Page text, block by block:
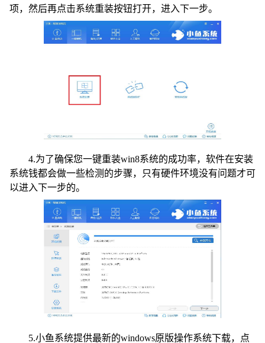
项，然后再点击系统重装按钮打开，进入下一步。
4.为了确保您一键重装win8系统的成功率，软件在安装
系统钱都会做一些检测的步骤，只有硬件环境没有问题才可
以进入下一步的。
5.小鱼系统提供最新的windows原版操作系统下载，点